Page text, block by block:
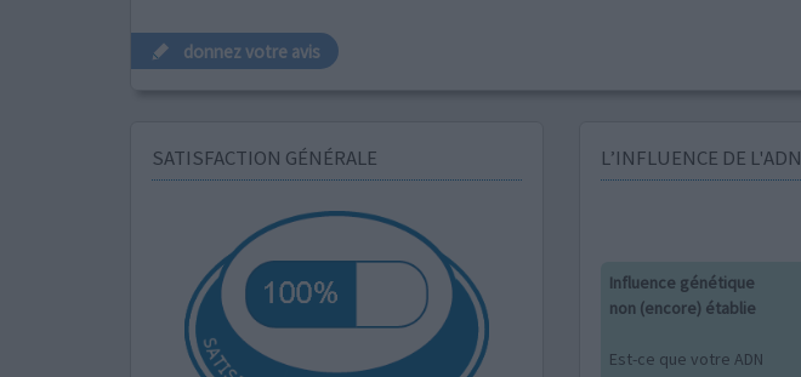
donnez votre avis
SATISFACTION GÉNÉRALE L’INFLUENCE DE L'ADN
Influence génétique
non (encore) établie
Est-ce que votre ADN